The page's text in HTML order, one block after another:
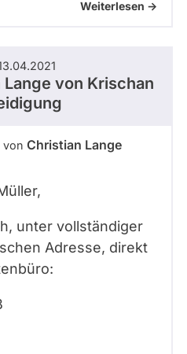
Weiterlesen ->
Lange von Krischan
von Christian Lange
unter vollständiger
Adresse, direkt